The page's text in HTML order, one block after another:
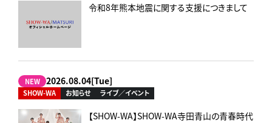
令和8年熊本地震に関する支援につきまして
NEW 2026.08.04[Tue]
SHOW-WA お知らせ ライブ／イベント
【SHOW-WA】SHOW-WA寺田青山の青春時代